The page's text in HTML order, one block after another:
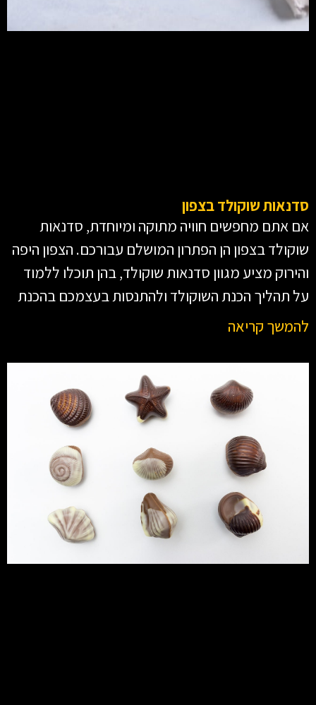
סדנאות שוקולד בצפון
אם אתם מחפשים חוויה מתוקה ומיוחדת, סדנאות
שוקולד בצפון הן הפתרון המושלם עבורכם. הצפון היפה
והירוק מציע מגוון סדנאות שוקולד, בהן תוכלו ללמוד
על תהליך הכנת השוקולד ולהתנסות בעצמכם בהכנת
להמשך קריאה